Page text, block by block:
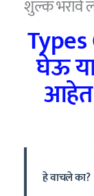
शुल्क भरावे
घेऊ
आहेत
हे वाचले का?